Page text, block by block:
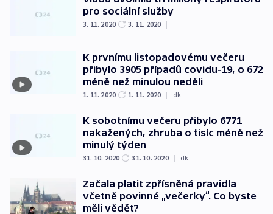
pro sociální služby
3. 11. 2020 3. 11. 2020 |
K prvnímu listopadovému večeru
přibylo 3905 případů covidu-19, o 672
méně než minulou neděli
1. 11. 2020 1. 11. 2020 | dk
K sobotnímu večeru přibylo 6771
nakažených, zhruba o tisíc méně než
minulý týden
31. 10. 2020 31. 10. 2020 | dk
Začala platit zpřísněná pravidla
včetně povinné „večerky“. Co byste
měli vědět?